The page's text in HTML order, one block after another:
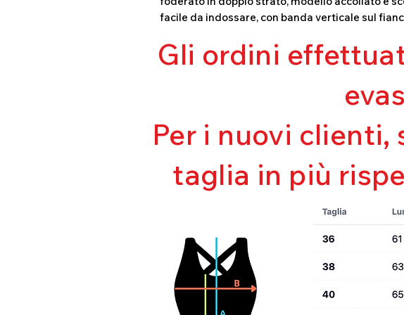
facile da indossare, con banda verticale sul
Gli ordini
Per i nuovi
taglia in più